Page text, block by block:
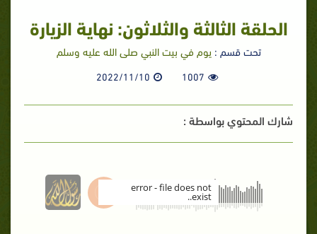
الحلقة الثالثة والثلاثون: نهاية الزيارة
تحت قسم : يوم في بيت النبي صلى الله عليه وسلم
1007
2022/11/10
شارك المحتوي بواسطة :
error - file does not
exist..